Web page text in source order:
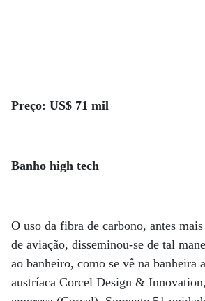
Preço: US$ 71 mil
Banho high tech
O uso da fibra de carbono, antes
de aviação, disseminou-se de tal
ao banheiro, como se vê na banheira
austríaca Corcel Design &